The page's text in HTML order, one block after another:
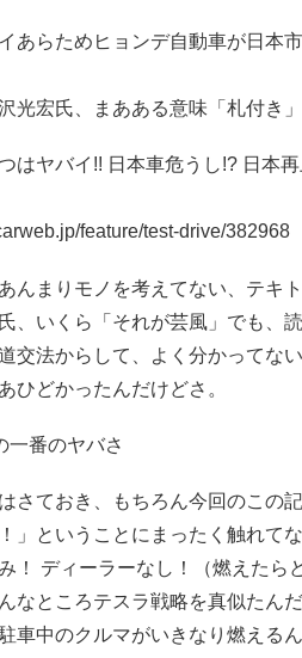
あらためヒョンデ自動車が日本
光宏氏、まあある意味「札付き」
つはヤバイ!! 日本車危うし!? 日本
feature/test-drive/382968
んまりモノを考えてない、テキ
、いくら「それが芸風」でも、
交法からして、よく分かってない
ひどかったんだけどさ。
一番のヤバさ
さておき、もちろん今回のこの
」ということにまったく触れて
！ ディーラーなし！（燃えたら
なところテスラ戦略を真似たん
車中のクルマがいきなり燃えるん